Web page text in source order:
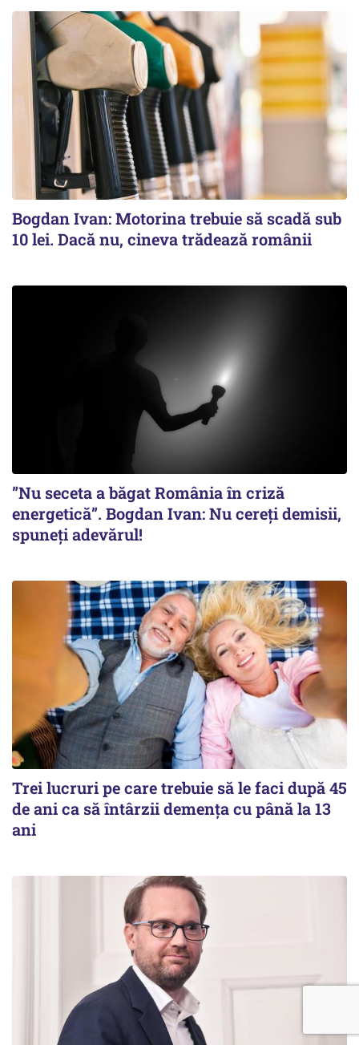
Bogdan Ivan: Motorina trebuie să scadă sub
10 lei. Dacă nu, cineva trădează românii
”Nu seceta a băgat România în criză
energetică”. Bogdan Ivan: Nu cereți demisii,
spuneți adevărul!
Trei lucruri pe care trebuie să le faci după 45
de ani ca să întârzii demența cu până la 13
ani